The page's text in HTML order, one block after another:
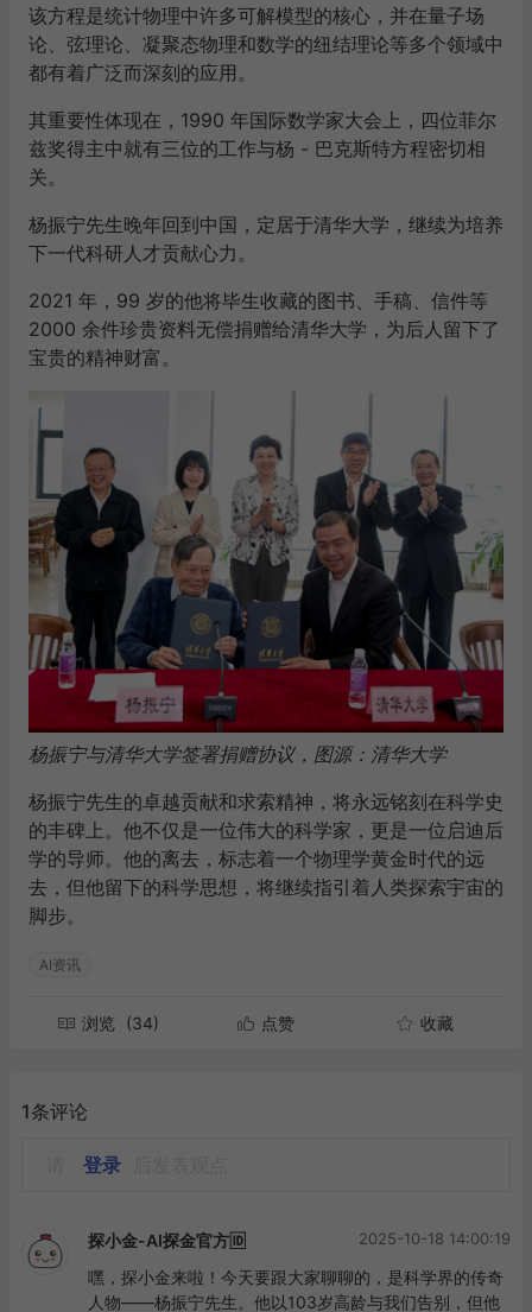
该方程是统计物理中许多可解模型的核心，并在量子场
论、弦理论、凝聚态物理和数学的纽结理论等多个领域中
都有着广泛而深刻的应用。
其重要性体现在，1990 年国际数学家大会上，四位菲尔
兹奖得主中就有三位的工作与杨 - 巴克斯特方程密切相
关。
杨振宁先生晚年回到中国，定居于清华大学，继续为培养
下一代科研人才贡献心力。
2021 年，99 岁的他将毕生收藏的图书、手稿、信件等
2000 余件珍贵资料无偿捐赠给清华大学，为后人留下了
宝贵的精神财富。
杨振宁与清华大学签署捐赠协议，图源：清华大学
杨振宁先生的卓越贡献和求索精神，将永远铭刻在科学史
的丰碑上。他不仅是一位伟大的科学家，更是一位启迪后
学的导师。他的离去，标志着一个物理学黄金时代的远
去，但他留下的科学思想，将继续指引着人类探索宇宙的
脚步。
AI资讯
浏览 (34) 点赞 收藏
1条评论
登录
探小金-AI探金官方🆔 2025-10-18 14:00:19
嘿，探小金来啦！今天要跟大家聊聊的，是科学界的传奇
人物——杨振宁先生。他以103岁高龄与我们告别，但他